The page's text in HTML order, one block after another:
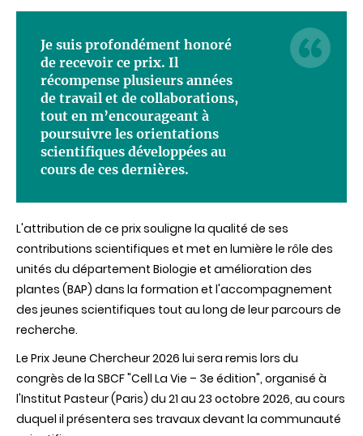
Je suis profondément honoré
de recevoir ce prix. Il
récompense plusieurs années
de travail et de collaborations,
tout en m’encourageant à
poursuivre les orientations
scientifiques développées au
cours de ces dernières.
L'attribution de ce prix souligne la qualité de ses
contributions scientifiques et met en lumière le rôle des
unités du département Biologie et amélioration des
plantes (BAP) dans la formation et l'accompagnement
des jeunes scientifiques tout au long de leur parcours de
recherche.
Le Prix Jeune Chercheur 2026 lui sera remis lors du
congrès de la SBCF "Cell La Vie – 3e édition", organisé à
l'Institut Pasteur (Paris) du 21 au 23 octobre 2026, au cours
duquel il présentera ses travaux devant la communauté